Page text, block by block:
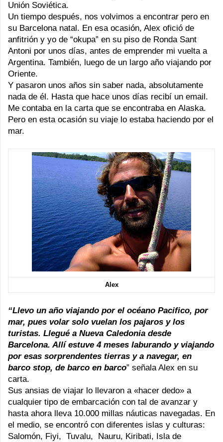
Unión Soviética.
Un tiempo después, nos volvimos a encontrar pero en
su Barcelona natal. En esa ocasión, Alex ofició de
anfitrión y yo de “okupa” en su piso de Ronda Sant
Antoni por unos días, antes de emprender mi vuelta a
Argentina. También, luego de un largo año viajando por
Oriente.
Y pasaron unos años sin saber nada, absolutamente
nada de él. Hasta que hace unos días recibí un email.
Me contaba en la carta que se encontraba en Alaska.
Pero en esta ocasión su viaje lo estaba haciendo por el
mar.
Alex
“Llevo un año viajando por el océano Pacifico, por
mar, pues volar solo vuelan los pajaros y los
turistas. Llegué a Nueva Caledonia desde
Barcelona. Allí estuve 4 meses laburando y viajando
por esas sorprendentes tierras y a navegar, en
barco stop, de barco en barco” señala Alex en su
carta.
Sus ansias de viajar lo llevaron a «hacer dedo» a
cualquier tipo de embarcación con tal de avanzar y
hasta ahora lleva 10.000 millas náuticas navegadas. En
el medio, se encontró con diferentes islas y culturas:
Salomón, Fiyi, Tuvalu, Nauru, Kiribati, Isla de